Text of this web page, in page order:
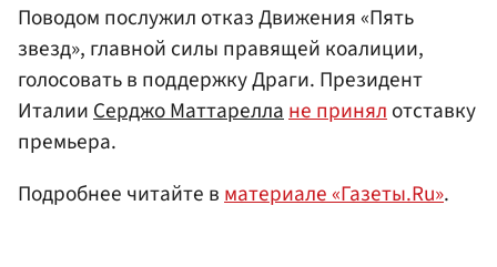
Поводом послужил отказ Движения «Пять
звезд», главной силы правящей коалиции,
голосовать в поддержку Драги. Президент
ИталииСерджо Маттареллане принялотставку
премьера.
Подробнее читайте вматериале «Газеты.Ru».